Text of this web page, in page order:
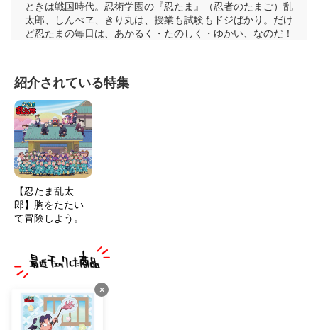
ときは戦国時代。忍術学園の『忍たま』（忍者のたまご）乱
太郎、しんべヱ、きり丸は、授業も試験もドジばかり。だけ
ど忍たまの毎日は、あかるく・たのしく・ゆかい、なのだ！
紹介されている特集
【忍たま乱太
郎】胸をたたい
て冒険しよう。
×